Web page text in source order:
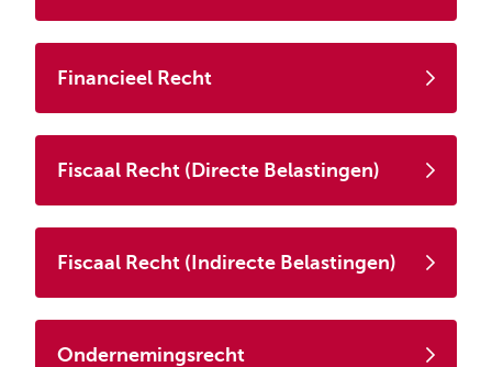
Financieel Recht
Fiscaal Recht (Directe Belastingen)
Fiscaal Recht (Indirecte Belastingen)
Ondernemingsrecht